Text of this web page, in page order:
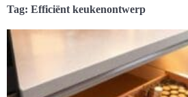
Tag: Efficiënt keukenontwerp